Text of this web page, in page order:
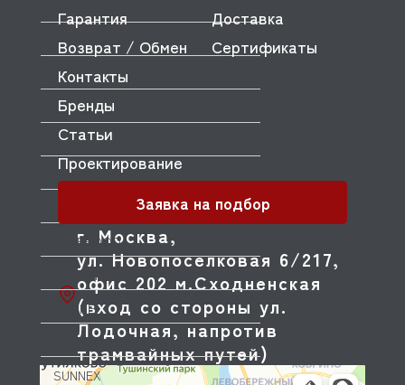
SOTTORIVA
SPAR
SPELOR
SPICER
SPIDOCOOK
STARFOOD
STARMIX
STONE
SUNMIX
SUNNEX
г. Москва,
ул. Новопоселковая 6/217,
офис 202 м.Сходненская
(вход со стороны ул.
Лодочная, напротив
трамвайных путей)
Гарантия
Доставка
Возврат / Обмен
Сертификаты
Контакты
Бренды
Статьи
Проектирование
Заявка на подбор